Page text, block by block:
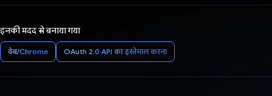
इनकी मदद से बनाया गया
वेब/Chrome OAuth 2.0 API का इस्तेमाल करना